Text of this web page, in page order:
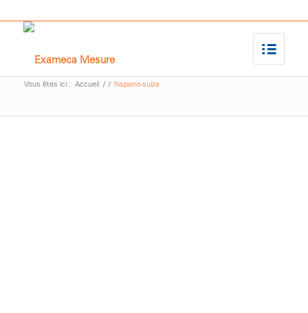
Vous êtes ici : Accueil / / hispano-suiza